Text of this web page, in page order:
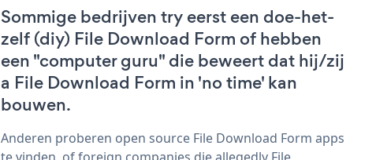
Sommige bedrijven try eerst een doe-het-
zelf (diy) File Download Form of hebben
een "computer guru" die beweert dat hij/zij
a File Download Form in 'no time' kan
bouwen.
Anderen proberen open source File Download Form apps